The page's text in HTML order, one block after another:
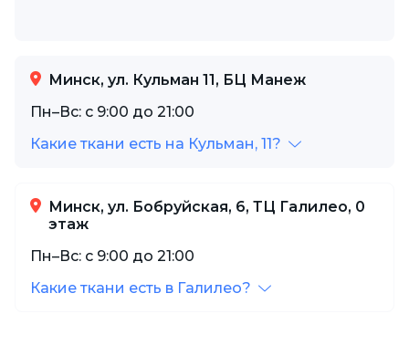
Минск, ул. Кульман 11, БЦ Манеж
Пн–Вс: с 9:00 до 21:00
Какие ткани есть на Кульман, 11?
Минск, ул. Бобруйская, 6, ТЦ Галилео, 0
этаж
Пн–Вс: с 9:00 до 21:00
Какие ткани есть в Галилео?